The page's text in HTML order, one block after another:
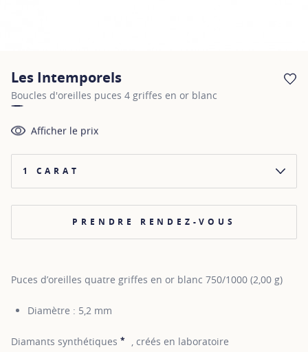
Les Intemporels
Boucles d'oreilles puces 4 griffes en or blanc
Afficher le prix
1 CARAT
PRENDRE RENDEZ-VOUS
Puces d’oreilles quatre griffes en or blanc 750/1000 (2,00 g)
Diamètre : 5,2 mm
Diamants synthétiques * SHOW TOOLTIP
, créés en laboratoire